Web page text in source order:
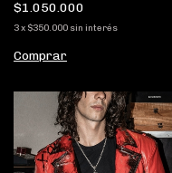
$1.050.000
3x $350.000 sin interés
Comprar